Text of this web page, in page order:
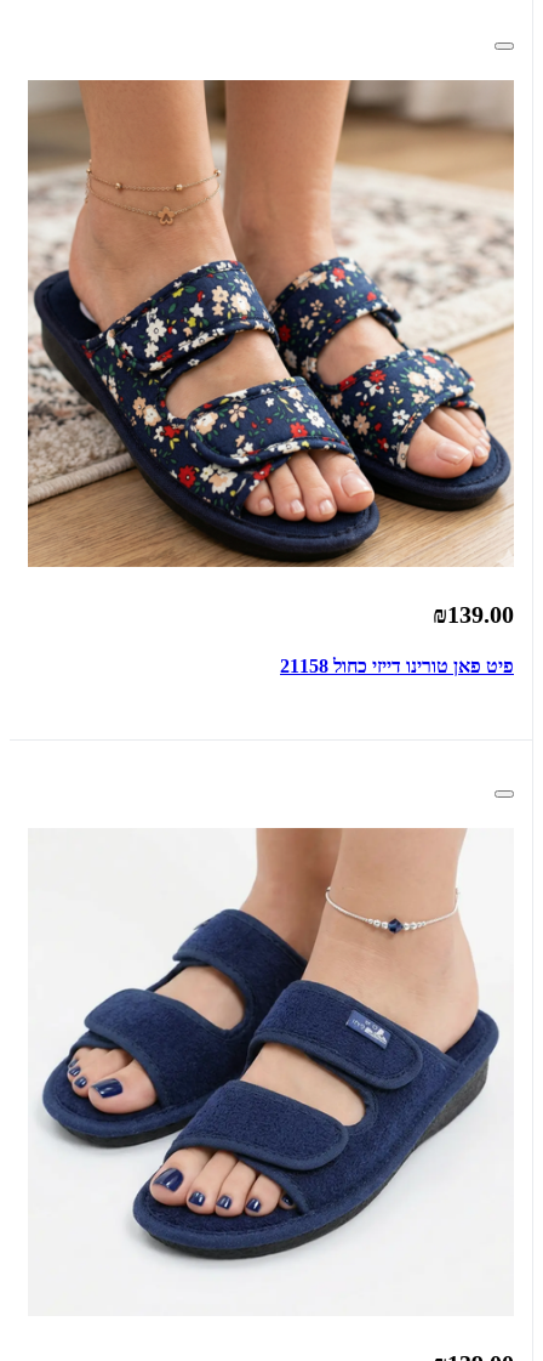
₪139.00
פיט פאן טורינו דייזי כחול 21158